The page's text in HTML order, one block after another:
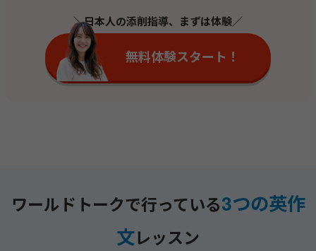
＼日本人の添削指導、まずは体験／
無料体験スタート！
ワールドトークで行っている3つの英作
文レッスン